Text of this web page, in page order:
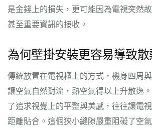
是金錢上的損失，更可能因為電視突然
甚至重要資訊的接收。
為何壁掛安裝更容易導致散
傳統放置在電視櫃上的方式，機身四周
讓空氣自然對流，熱空氣得以上升散逸
了追求視覺上的平整與美感，往往讓電
距離貼合。這個狹小縫隙嚴重阻礙了空